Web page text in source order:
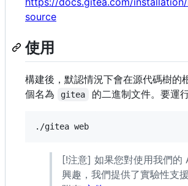
source
使用
構建後，默認情況下會在源代碼樹的
個名為
gitea 的二進制文件。要運
[!注意] 如果您對使用我們的
興趣，我們提供了實驗性支